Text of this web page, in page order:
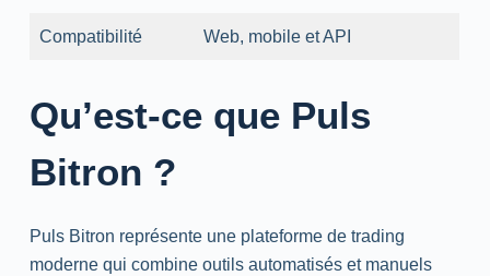
Compatibilité Web, mobile et API
Qu’est-ce que Puls
Bitron ?
Puls Bitron représente une plateforme de trading
moderne qui combine outils automatisés et manuels